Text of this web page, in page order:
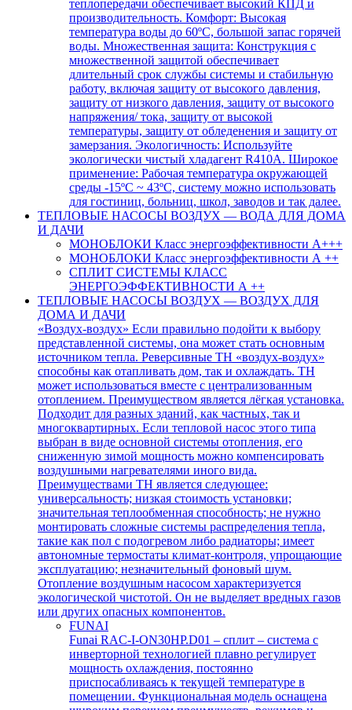
теплопередачи обеспечивает высокий КПД и
производительность. Комфорт: Высокая
температура воды до 60ºC, большой запас горячей
воды. Множественная защита: Конструкция с
множественной защитой обеспечивает
длительный срок службы системы и стабильную
работу, включая защиту от высокого давления,
защиту от низкого давления, защиту от высокого
напряжения/ тока, защиту от высокой
температуры, защиту от обледенения и защиту от
замерзания. Экологичность: Используйте
экологически чистый хладагент R410A. Широкое
применение: Рабочая температура окружающей
среды -15ºC ~ 43ºC, систему можно использовать
для гостиниц, больниц, школ, заводов и так далее.
ТЕПЛОВЫЕ НАСОСЫ ВОЗДУХ — ВОДА ДЛЯ ДОМА
И ДАЧИ
МОНОБЛОКИ Класс энергоэффективности А+++
МОНОБЛОКИ Класс энергоэффективности А ++
СПЛИТ СИСТЕМЫ КЛАСС
ЭНЕРГОЭФФЕКТИВНОСТИ А ++
ТЕПЛОВЫЕ НАСОСЫ ВОЗДУХ — ВОЗДУХ ДЛЯ
ДОМА И ДАЧИ
«Воздух-воздух» Если правильно подойти к выбору
представленной системы, она может стать основным
источником тепла. Реверсивные ТН «воздух-воздух»
способны как отапливать дом, так и охлаждать. ТН
может использоваться вместе с централизованным
отоплением. Преимуществом является лёгкая установка.
Подходит для разных зданий, как частных, так и
многоквартирных. Если тепловой насос этого типа
выбран в виде основной системы отопления, его
сниженную зимой мощность можно компенсировать
воздушными нагревателями иного вида.
Преимуществами ТН является следующее:
универсальность; низкая стоимость установки;
значительная теплообменная способность; не нужно
монтировать сложные системы распределения тепла,
такие как пол с подогревом либо радиаторы; имеет
автономные термостаты климат-контроля, упрощающие
эксплуатацию; незначительный фоновый шум.
Отопление воздушным насосом характеризуется
экологической чистотой. Он не выделяет вредных газов
или других опасных компонентов.
FUNAI
Funai RAC-I-ON30HP.D01 – сплит – система с
инверторной технологией плавно регулирует
мощность охлаждения, постоянно
приспосабливаясь к текущей температуре в
помещении. Функциональная модель оснащена